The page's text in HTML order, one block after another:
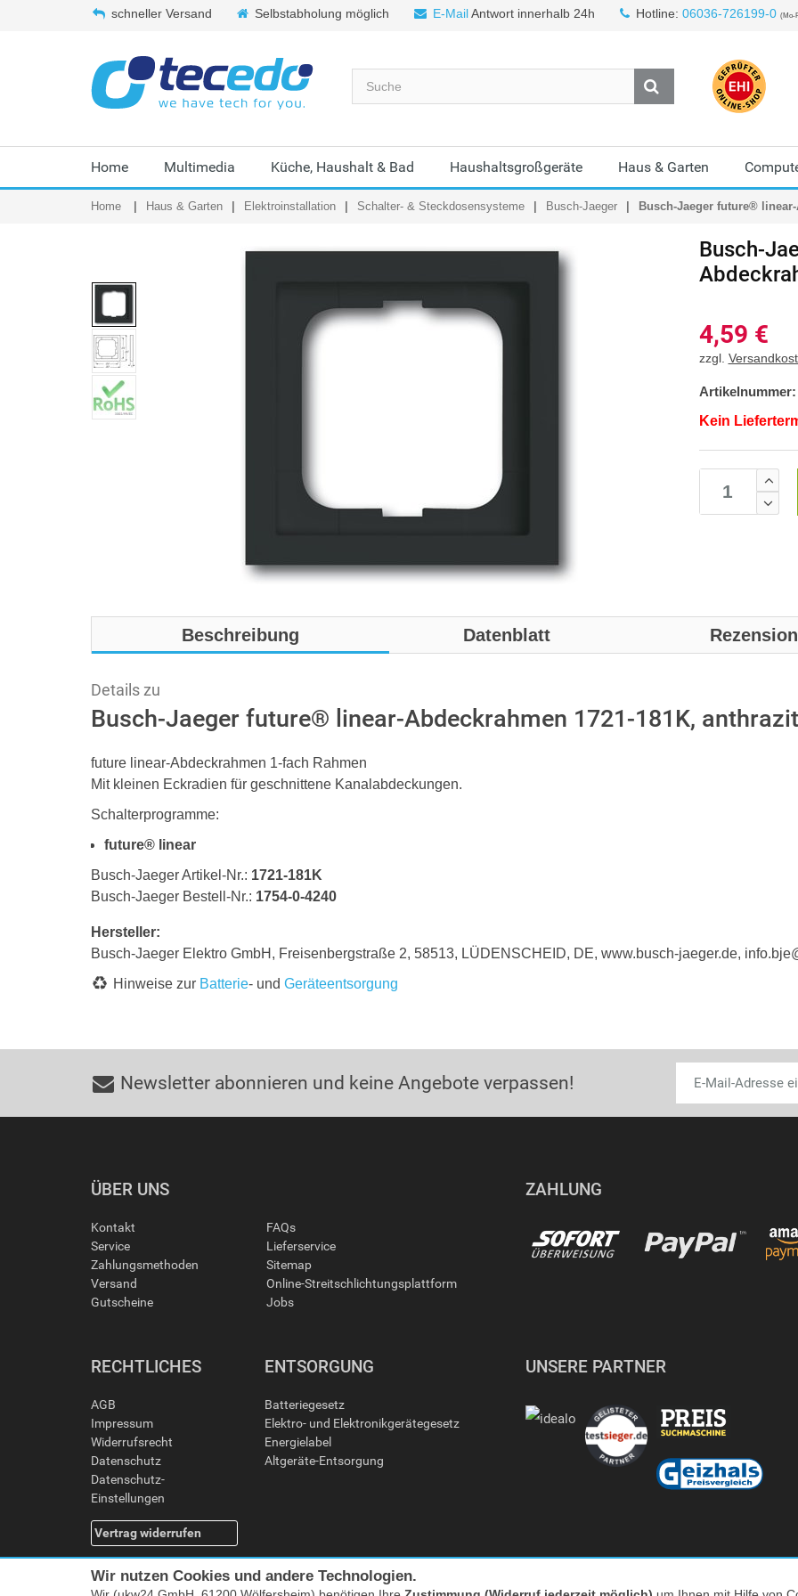
schneller Versand Selbstabholung möglich E-MailAntwort innerhalb 24h Hotline: 06036-726199-0 (Mo-
Home Multimedia Küche, Haushalt & Bad Haushaltsgroßgeräte Haus & Garten
Home Haus & Garten Elektroinstallation Schalter- & Steckdosensysteme Busch-Jaeger Busch-Jaeger future® linear-
Busch-
4,59 €
zzgl.
Artikelnummer:
Kein
Beschreibung Datenblatt
Details zu
Busch-Jaeger future® linear-Abdeckrahmen 1721-181K, anthrazit
future linear-Abdeckrahmen 1-fach Rahmen
Mit kleinen Eckradien für geschnittene Kanalabdeckungen.
Schalterprogramme:
future® linear
Busch-Jaeger Artikel-Nr.: 1721-181K
Busch-Jaeger Bestell-Nr.: 1754-0-4240
Hersteller:
Busch-Jaeger Elektro GmbH, Freisenbergstraße 2, 58513, LÜDENSCHEID, DE, www.busch-jaeger.de,
Hinweise zur Batterie- und Geräteentsorgung
Newsletter abonnieren und keine Angebote verpassen!
ÜBER UNS
Kontakt
Service
Zahlungsmethoden
Versand
Gutscheine
FAQs
Lieferservice
Sitemap
Online-Streitschlichtungsplattform
Jobs
ZAHLUNG
RECHTLICHES
AGB
Impressum
Widerrufsrecht
Datenschutz
Datenschutz-
Einstellungen
Vertrag widerrufen
ENTSORGUNG
Batteriegesetz
Elektro- und Elektronikgerätegesetz
Energielabel
Altgeräte-Entsorgung
UNSERE PARTNER
Wir nutzen Cookies und andere Technologien.